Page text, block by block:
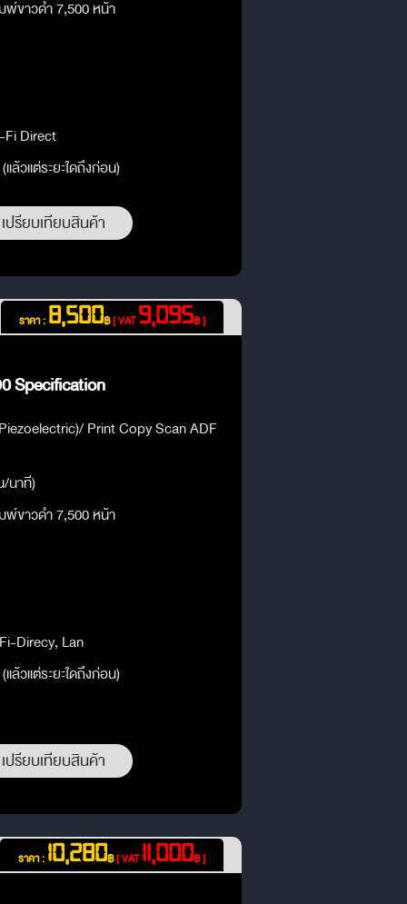
ขาวดำ 7,500 หน้า
Fi Direct
ล้วแต่ระยะใดถึงก่อน)
เปรียบเทียบสินค้า
ราคา : 8,500฿[ VAT9,095฿ ]
Specification
Print Copy Scan ADF
/นาที)
ขาวดำ 7,500 หน้า
Direcy, Lan
ล้วแต่ระยะใดถึงก่อน)
เปรียบเทียบสินค้า
ราคา : 10,280฿[ VAT11,000฿ ]